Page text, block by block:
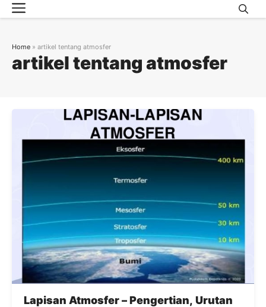
Skip
to
Menu
artikel tentang atmosfer
Home » artikel tentang atmosfer
Lapisan Atmosfer – Pengertian, Urutan